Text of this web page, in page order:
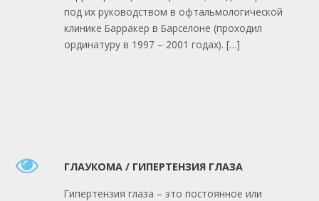
под их руководством в офтальмологической
клинике Барракер в Барселоне (проходил
ординатуру в 1997 – 2001 годах). […]
ГЛАУКОМА / ГИПЕРТЕНЗИЯ ГЛАЗА
Гипертензия глаза – это постоянное или